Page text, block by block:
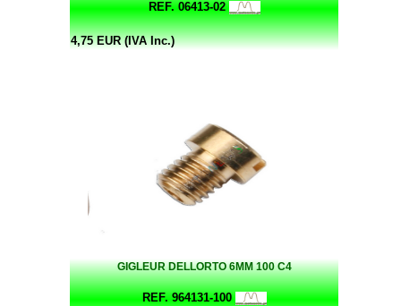
REF. 06413-02
4,75 EUR (IVA Inc.)
GIGLEUR DELLORTO 6MM 100 C4
REF. 964131-100